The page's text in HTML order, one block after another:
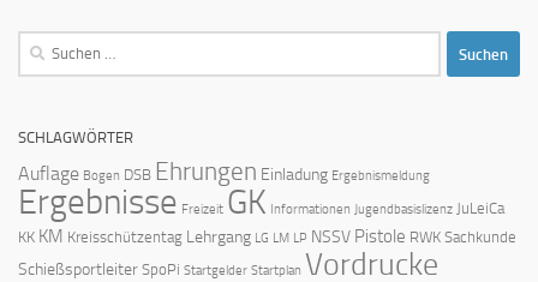
Suchen
SCHLAGWÖRTER
Auflage Bogen DSB Ehrungen Einladung Ergebnismeldung
Ergebnisse Freizeit GK Informationen Jugendbasislizenz JuLeiCa
KK KM Kreisschützentag Lehrgang LG LM LP NSSV Pistole RWK Sachkunde
Schießsportleiter SpoPi Startgelder Startplan Vordrucke